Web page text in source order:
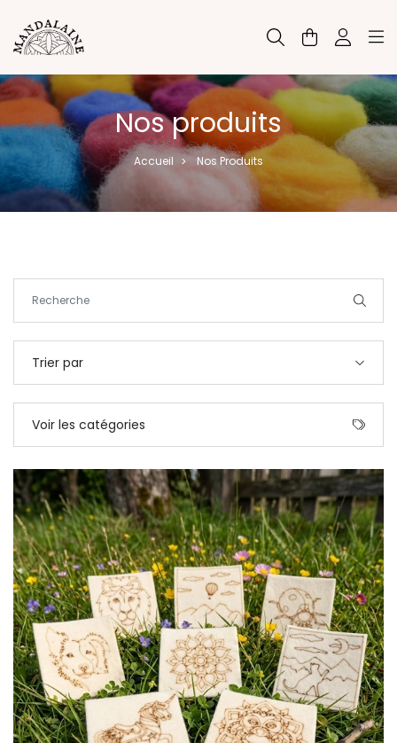
Nos produits
Accueil > Nos Produits
Trier par
Voir les catégories